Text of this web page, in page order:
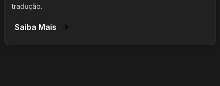
tradução.
Saiba Mais